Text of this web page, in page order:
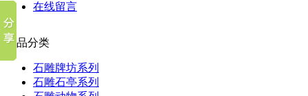
在线留言
产品分类
石雕牌坊系列
石雕石亭系列